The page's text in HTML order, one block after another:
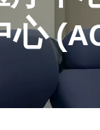
(ACPNY)
位置
。
关于远程
如何投保
药
理赔、授
申诉和上
帮助和支
支付您的
医疗政策